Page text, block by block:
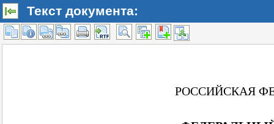
Текст документа: